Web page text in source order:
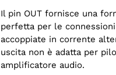
Il pin OUT fornisce una
perfetta per le
accoppiate in corrente
uscita non è adatta per
amplificatore audio.